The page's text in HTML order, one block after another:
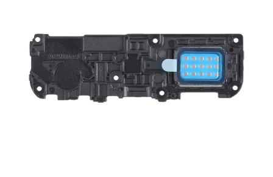
Phụ kiện
Hệ thống:
17 cửa hàng